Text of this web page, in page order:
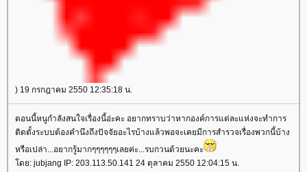
) 19 กรกฎาคม 2550 12:35:18 น.
ตอนนี้หนูกำลังสนใจเรื่องนี้อ่ะคะ อยากทราบว่าหากองค์การแต่ละแห่งจะทำการ
ติดตั้งระบบต้องคำนึงถึงปัจจัยอะไรบ้างแล้วพอจะเคยมีการสำรวจเรื่องพวกนี้บ้าง
หรือเปล่า...อยากรู้มากๆๆๆๆๆๆเลยค่ะ...รบกวนด้วยนะคะ
ดย: jubjang IP: 203.113.50.141 24 ตุลาคม 2550 12:04:15 น.